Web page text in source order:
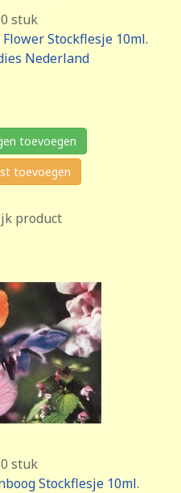
stuk
Stockflesje 10ml.
Nederland
toevoegen
toevoegen
product
stuk
Stockflesje 10ml.